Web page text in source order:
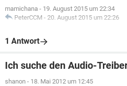
mamichana - 19. August 2015 um 22:34
PeterCCM - 20. August 2015 um 22:26
1 Antwort
Ich suche den Audio-
shanon - 18. Mai 2012 um 12:45